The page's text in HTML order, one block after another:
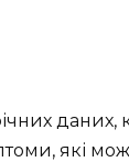
даних,
які